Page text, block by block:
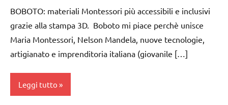
TUTTI GLI
ARTICOLI
web
dai
3 ai
6
anni
DIDATTICA
MONTESSORI
BOBOTO: materiali Montessori più accessibili e inclusivi
grazie alla stampa 3D. Boboto mi piace perchè unisce
Maria Montessori, Nelson Mandela, nuove tecnologie,
artigianato e imprenditoria italiana (giovanile […]
Leggi tutto